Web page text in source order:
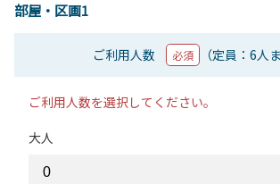
部屋・区画1
ご利用人数 必須 （定員：6人
ご利用人数を選択してください。
大人